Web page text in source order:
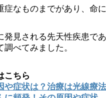
なものまでがあり、命
発見される先天性疾患で
べてみました。
こちら
や症状は？治療は光線療